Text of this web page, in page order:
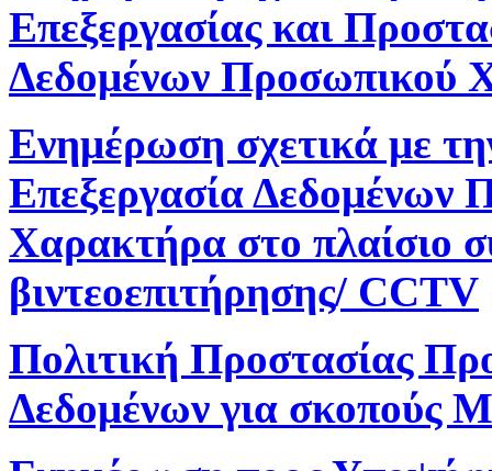
Επεξεργασίας και
Δεδομένων Προσωπικού
Ενημέρωση σχετικά με
Επεξεργασία Δεδομένων
Χαρακτήρα στο πλαίσιο
βιντεοεπιτήρησης/ CCTV
Πολιτική Προστασίας
Δεδομένων για σκοπούς